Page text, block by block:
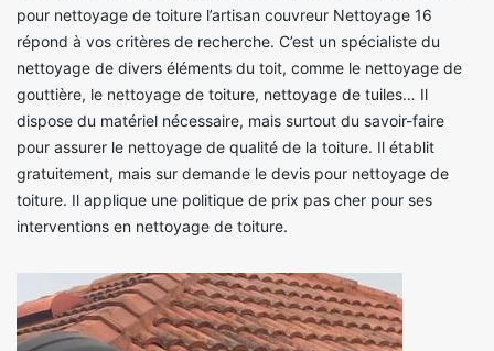
pour nettoyage de toiture l’artisan couvreur Nettoyage 16
répond à vos critères de recherche. C’est un spécialiste du
nettoyage de divers éléments du toit, comme le nettoyage de
gouttière, le nettoyage de toiture, nettoyage de tuiles… Il
dispose du matériel nécessaire, mais surtout du savoir-faire
pour assurer le nettoyage de qualité de la toiture. Il établit
gratuitement, mais sur demande le devis pour nettoyage de
toiture. Il applique une politique de prix pas cher pour ses
interventions en nettoyage de toiture.